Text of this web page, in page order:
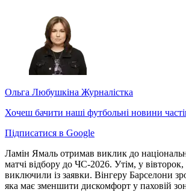
Ольга Любушкіна Журналістка
Хочеш бачити наші футбольні новини
Підписатися в Google
Ламін Ямаль отримав виклик до
матчі відбору до ЧС-2026. Утім, у
виключили із заявки. Вінгеру Барселони
яка має зменшити дискомфорт у паховій